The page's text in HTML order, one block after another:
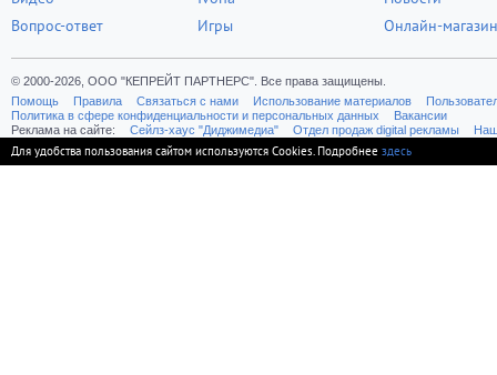
Вопрос-ответ
Игры
Онлайн-магазин
© 2000-2026, ООО "КЕПРЕЙТ ПАРТНЕРС". Все права защищены.
Помощь
Правила Связаться с нами Использование материалов
Политика в сфере конфиденциальности и персональных данных
Вакансии
Реклама на сайте:
Cейлз-хаус "Диджимедиа" Отдел продаж digital рекламы
Для удобства пользования сайтом используются Cookies. Подробнее здесь